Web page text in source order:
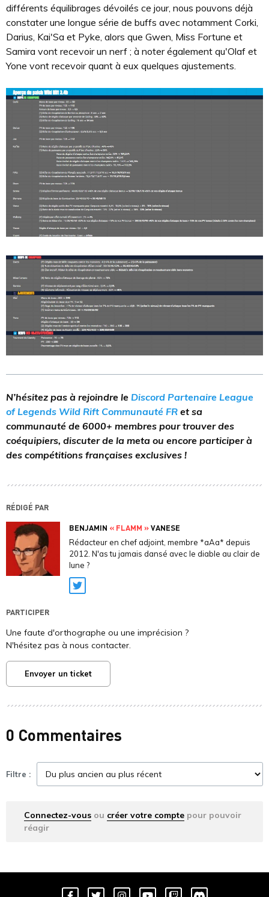
différents équilibrages dévoilés ce jour, nous pouvons déjà
constater une longue série de buffs avec notamment Corki,
Darius, Kai'Sa et Pyke, alors que Gwen, Miss Fortune et
Samira vont recevoir un nerf ; à noter également qu'Olaf et
Yone vont recevoir quant à eux quelques ajustements.
N’hésitez pas à rejoindre le Discord Partenaire League
of Legends Wild Rift Communauté FR et sa
communauté de 6000+ membres pour trouver des
coéquipiers, discuter de la meta ou encore participer à
des compétitions françaises exclusives !
RÉDIGÉ PAR
BENJAMIN « FLAMM »VANESE
Rédacteur en chef adjoint, membre *aAa* depuis
2012. N'as tu jamais dansé avec le diable au clair de
lune ?
Twitter
PARTICIPER
Une faute d'orthographe ou une imprécision ?
N'hésitez pas à nous contacter.
Envoyer un ticket
0 Commentaires
Filtre :
Connectez-vous ou créer votre compte pour pouvoir
réagir